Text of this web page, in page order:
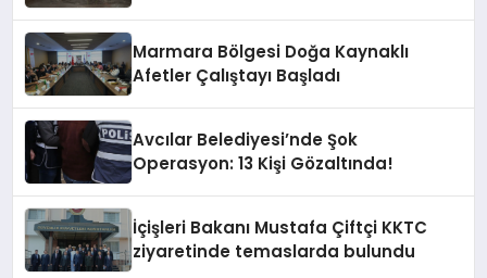
Marmara Bölgesi Doğa Kaynaklı
Afetler Çalıştayı Başladı
Avcılar Belediyesi’nde Şok
Operasyon: 13 Kişi Gözaltında!
İçişleri Bakanı Mustafa Çiftçi KKTC
ziyaretinde temaslarda bulundu